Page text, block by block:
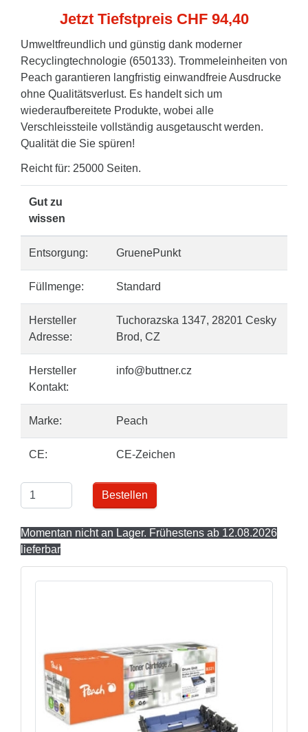
Jetzt Tiefstpreis CHF 94,40
Umweltfreundlich und günstig dank moderner
Recyclingtechnologie (650133). Trommeleinheiten von
Peach garantieren langfristig einwandfreie Ausdrucke
ohne Qualitätsverlust. Es handelt sich um
wiederaufbereitete Produkte, wobei alle
Verschleissteile vollständig ausgetauscht werden.
Qualität die Sie spüren!
Reicht für: 25000 Seiten.
Gut zu
wissen
Entsorgung: GruenePunkt
Füllmenge: Standard
Hersteller
Adresse:
Tuchorazska 1347, 28201 Cesky
Brod, CZ
Hersteller
Kontakt:
info@buttner.cz
Marke: Peach
CE: CE-Zeichen
Bestellen
Momentan nicht an Lager. Frühestens ab 12.08.2026
lieferbar